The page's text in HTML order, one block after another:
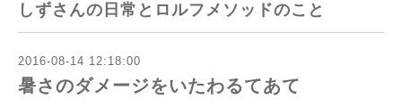
しずさんの日常とロルフメソッドのこと
2016-08-14 12:18:00
暑さのダメージをいたわるてあて